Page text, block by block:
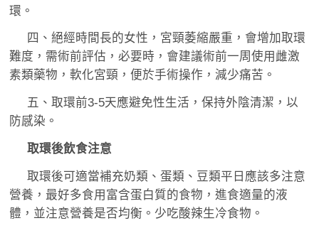
環。
四、絕經時間長的女性，宮頸萎縮嚴重，會增加取環
難度，需術前評估，必要時，會建議術前一周使用雌激
素類藥物，軟化宮頸，便於手術操作，減少痛苦。
五、取環前3-5天應避免性生活，保持外陰清潔，以
防感染。
取環後飲食注意
取環後可適當補充奶類、蛋類、豆類平日應該多注意
營養，最好多食用富含蛋白質的食物，進食適量的液
體，並注意營養是否均衡。少吃酸辣生冷食物。